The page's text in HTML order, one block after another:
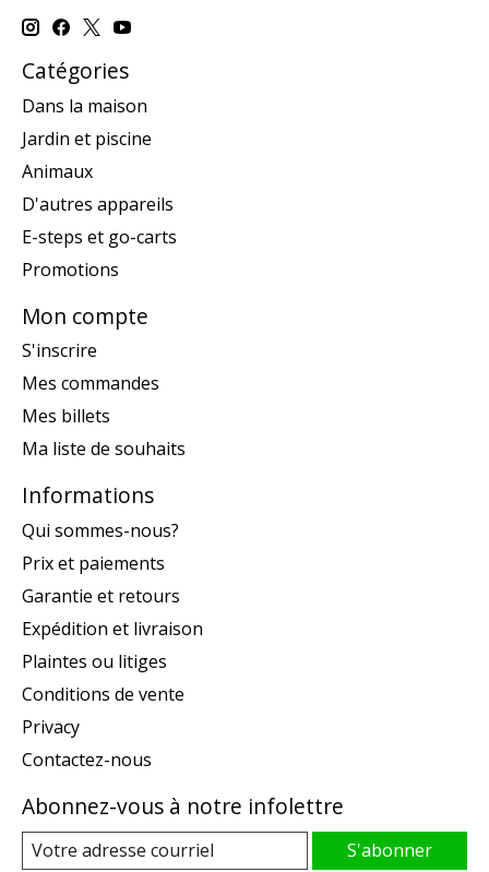
Catégories
Dans la maison
Jardin et piscine
Animaux
D'autres appareils
E-steps et go-carts
Promotions
Mon compte
S'inscrire
Mes commandes
Mes billets
Ma liste de souhaits
Informations
Qui sommes-nous?
Prix et paiements
Garantie et retours
Expédition et livraison
Plaintes ou litiges
Conditions de vente
Privacy
Contactez-nous
Abonnez-vous à notre infolettre
S'abonner